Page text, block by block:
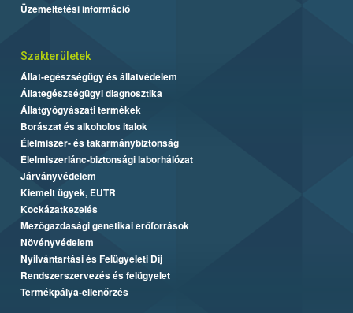
Üzemeltetési információ
Szakterületek
Állat-egészségügy és állatvédelem
Állategészségügyi diagnosztika
Állatgyógyászati termékek
Borászat és alkoholos italok
Élelmiszer- és takarmánybiztonság
Élelmiszerlánc-biztonsági laborhálózat
Járványvédelem
Kiemelt ügyek, EUTR
Kockázatkezelés
Mezőgazdasági genetikai erőforrások
Növényvédelem
Nyilvántartási és Felügyeleti Díj
Rendszerszervezés és felügyelet
Termékpálya-ellenőrzés